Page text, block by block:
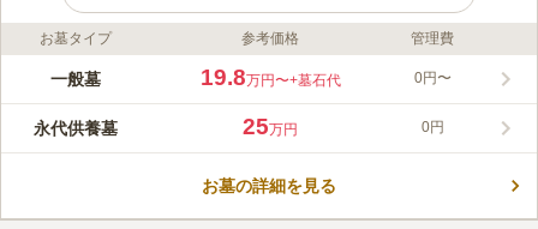
ライフドット編集部のコメント
岩井市の自然公園に囲まれた霊園では、一般墓と永代供養墓を提
るのが特徴です。家族墓、個人墓、合葬墓の3プランから選べ、
宗教不問でどなたでも利用可能。アクセスも良好で、最寄り駅か
みんなの評価
3.4 口コミ2件
お墓タイプ 参考価格 管理費
一般墓 19.8万円〜+墓石代 0円〜
永代供養墓 25万円 0円
お墓の詳細を見る